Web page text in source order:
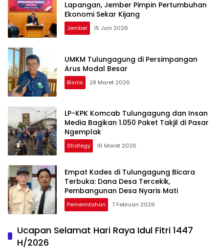
Lapangan, Jember Pimpin Pertumbuhan
Ekonomi Sekar Kijang
Jember 15 Juni 2026
UMKM Tulungagung di Persimpangan
Arus Modal Besar
Bisnis 28 Maret 2026
LP-KPK Komcab Tulungagung dan Insan
Media Bagikan 1.050 Paket Takjil di Pasar
Ngemplak
Strategy 16 Maret 2026
Empat Kades di Tulungagung Bicara
Terbuka: Dana Desa Tercekik,
Pembangunan Desa Nyaris Mati
Pemerintahan 7 Februari 2026
Ucapan Selamat Hari Raya Idul Fitri 1447
H/2026